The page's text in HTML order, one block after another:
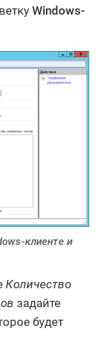
Windows-
клиенте и
Количество
задайте
будет